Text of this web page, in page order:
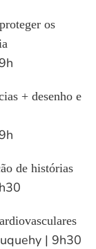
os
+ desenho e
de histórias
| 9h30